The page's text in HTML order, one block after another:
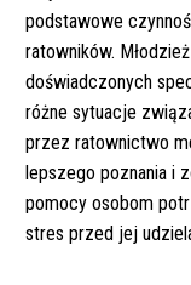
podstawowe
ratowników.
doświadczonych
różne sytuacje
przez ratownictwo
lepszego poznania i
pomocy osobom
stres przed jej